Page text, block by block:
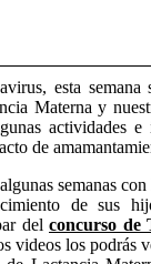
esta semana
Materna y
actividades
de
semanas
de sus
del concurso
videos los podrás